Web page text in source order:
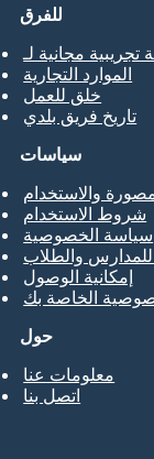
للفرق
الموارد التجارية
خلق للعمل
تاريخ فريق بلدي
حول
معلومات عنا
اتصل بنا
سياسات
والاستخدام
شروط الاستخدام
سياسة الخصوصية
والطلاب
إمكانية الوصول
الخاصة بك